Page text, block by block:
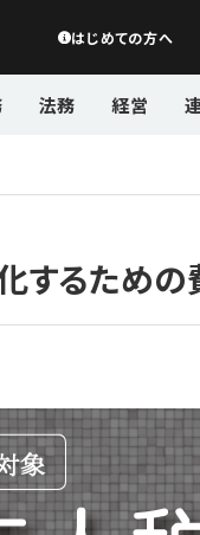
はじめての方へ
法務 経営
するため